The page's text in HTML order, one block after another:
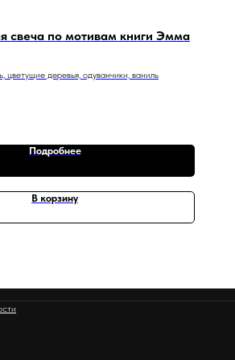
свеча по мотивам книги Эмма
цветущие деревья, одуванчики, ваниль
Подробнее
В корзину